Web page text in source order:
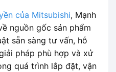
của Mitsubishi, Mạnh
nguồn gốc sản phẩm
sẵn sàng tư vấn, hỗ
pháp phù hợp và xử
quá trình lắp đặt, vận